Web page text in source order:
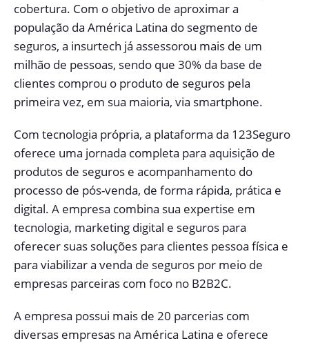
cobertura. Com o objetivo de aproximar a
população da América Latina do segmento de
seguros, a insurtech já assessorou mais de um
milhão de pessoas, sendo que 30% da base de
clientes comprou o produto de seguros pela
primeira vez, em sua maioria, via smartphone.
Com tecnologia própria, a plataforma da 123Seguro
oferece uma jornada completa para aquisição de
produtos de seguros e acompanhamento do
processo de pós-venda, de forma rápida, prática e
digital. A empresa combina sua expertise em
tecnologia, marketing digital e seguros para
oferecer suas soluções para clientes pessoa física e
para viabilizar a venda de seguros por meio de
empresas parceiras com foco no B2B2C.
A empresa possui mais de 20 parcerias com
diversas empresas na América Latina e oferece